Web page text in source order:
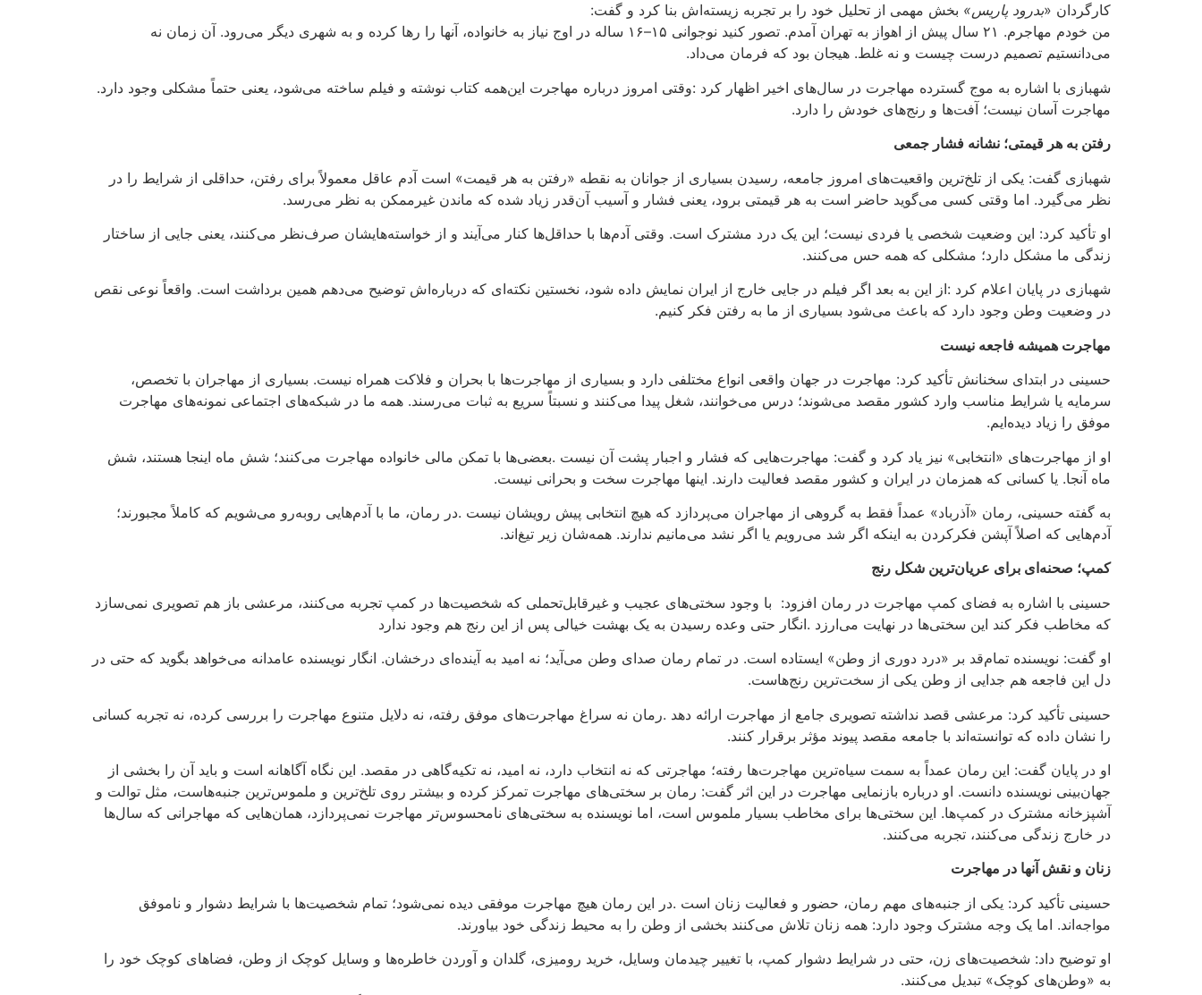
کارگردان «بدرود پاریس» بخش مهمی از تحلیل خود را بر تجربه زیسته‌اش بنا کرد و گفت:
من خودم مهاجرم. ۲۱ سال پیش از اهواز به تهران آمدم. تصور کنید نوجوانی ۱۵–۱۶ ساله در اوج نیاز به خانواده، آنها را رها کرده و به شهری دیگر می‌رود. آن زمان نه
می‌دانستیم تصمیم درست چیست و نه غلط. هیجان بود که فرمان می‌داد.
شهبازی با اشاره به موج گسترده مهاجرت در سال‌های اخیر اظهار کرد :وقتی امروز درباره مهاجرت این‌همه کتاب نوشته و فیلم ساخته می‌شود، یعنی حتماً مشکلی وجود دارد.
مهاجرت آسان نیست؛ آفت‌ها و رنج‌های خودش را دارد.
رفتن به هر قیمتی؛ نشانه فشار جمعی
شهبازی گفت: یکی از تلخ‌ترین واقعیت‌های امروز جامعه، رسیدن بسیاری از جوانان به نقطه «رفتن به هر قیمت» است آدم عاقل معمولاً برای رفتن، حداقلی از شرایط را در
نظر می‌گیرد. اما وقتی کسی می‌گوید حاضر است به هر قیمتی برود، یعنی فشار و آسیب آن‌قدر زیاد شده که ماندن غیرممکن به نظر می‌رسد.
او تأکید کرد: این وضعیت شخصی یا فردی نیست؛ این یک درد مشترک است. وقتی آدم‌ها با حداقل‌ها کنار می‌آیند و از خواسته‌هایشان صرف‌نظر می‌کنند، یعنی جایی از ساختار
زندگی ما مشکل دارد؛ مشکلی که همه حس می‌کنند.
شهبازی در پایان اعلام کرد :از این به بعد اگر فیلم در جایی خارج از ایران نمایش داده شود، نخستین نکته‌ای که درباره‌اش توضیح می‌دهم همین برداشت است. واقعاً نوعی نقص
در وضعیت وطن وجود دارد که باعث می‌شود بسیاری از ما به رفتن فکر کنیم.
مهاجرت همیشه فاجعه نیست
حسینی در ابتدای سخنانش تأکید کرد: مهاجرت در جهان واقعی انواع مختلفی دارد و بسیاری از مهاجرت‌ها با بحران و فلاکت همراه نیست. بسیاری از مهاجران با تخصص،
سرمایه یا شرایط مناسب وارد کشور مقصد می‌شوند؛ درس می‌خوانند، شغل پیدا می‌کنند و نسبتاً سریع به ثبات می‌رسند. همه ما در شبکه‌های اجتماعی نمونه‌های مهاجرت
موفق را زیاد دیده‌ایم.
او از مهاجرت‌های «انتخابی» نیز یاد کرد و گفت: مهاجرت‌هایی که فشار و اجبار پشت آن نیست .بعضی‌ها با تمکن مالی خانواده مهاجرت می‌کنند؛ شش ماه اینجا هستند، شش
ماه آنجا. یا کسانی که همزمان در ایران و کشور مقصد فعالیت دارند. اینها مهاجرت سخت و بحرانی نیست.
به گفته حسینی، رمان «آذرباد» عمداً فقط به گروهی از مهاجران می‌پردازد که هیچ انتخابی پیش رویشان نیست .در رمان، ما با آدم‌هایی روبه‌رو می‌شویم که کاملاً مجبورند؛
آدم‌هایی که اصلاً آپشن فکرکردن به اینکه اگر شد می‌رویم یا اگر نشد می‌مانیم ندارند. همه‌شان زیر تیغ‌اند.
کمپ؛ صحنه‌ای برای عریان‌ترین شکل رنج
حسینی با اشاره به فضای کمپ مهاجرت در رمان افزود: با وجود سختی‌های عجیب و غیرقابل‌تحملی که شخصیت‌ها در کمپ تجربه می‌کنند، مرعشی باز هم تصویری نمی‌سازد
که مخاطب فکر کند این سختی‌ها در نهایت می‌ارزد .انگار حتی وعده رسیدن به یک بهشت خیالی پس از این رنج هم وجود ندارد
او گفت: نویسنده تمام‌قد بر «درد دوری از وطن» ایستاده است. در تمام رمان صدای وطن می‌آید؛ نه امید به آینده‌ای درخشان. انگار نویسنده عامدانه می‌خواهد بگوید که حتی در
دل این فاجعه هم جدایی از وطن یکی از سخت‌ترین رنج‌هاست.
حسینی تأکید کرد: مرعشی قصد نداشته تصویری جامع از مهاجرت ارائه دهد .رمان نه سراغ مهاجرت‌های موفق رفته، نه دلایل متنوع مهاجرت را بررسی کرده، نه تجربه کسانی
را نشان داده که توانسته‌اند با جامعه مقصد پیوند مؤثر برقرار کنند.
او در پایان گفت: این رمان عمداً به سمت سیاه‌ترین مهاجرت‌ها رفته؛ مهاجرتی که نه انتخاب دارد، نه امید، نه تکیه‌گاهی در مقصد. این نگاه آگاهانه است و باید آن را بخشی از
جهان‌بینی نویسنده دانست. او درباره بازنمایی مهاجرت در این اثر گفت: رمان بر سختی‌های مهاجرت تمرکز کرده و بیشتر روی تلخ‌ترین و ملموس‌ترین جنبه‌هاست، مثل توالت و
آشپزخانه مشترک در کمپ‌ها. این سختی‌ها برای مخاطب بسیار ملموس است، اما نویسنده به سختی‌های نامحسوس‌تر مهاجرت نمی‌پردازد، همان‌هایی که مهاجرانی که سال‌ها
در خارج زندگی می‌کنند، تجربه می‌کنند.
زنان و نقش آنها در مهاجرت
حسینی تأکید کرد: یکی از جنبه‌های مهم رمان، حضور و فعالیت زنان است .در این رمان هیچ مهاجرت موفقی دیده نمی‌شود؛ تمام شخصیت‌ها با شرایط دشوار و ناموفق
مواجه‌اند. اما یک وجه مشترک وجود دارد: همه زنان تلاش می‌کنند بخشی از وطن را به محیط زندگی خود بیاورند.
او توضیح داد: شخصیت‌های زن، حتی در شرایط دشوار کمپ، با تغییر چیدمان وسایل، خرید رومیزی، گلدان و آوردن خاطره‌ها و وسایل کوچک از وطن، فضاهای کوچک خود را
به «وطن‌های کوچک» تبدیل می‌کنند.